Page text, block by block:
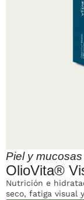
Piel y mucosas
OlioVita®
Nutrición e
seco, fatiga visual